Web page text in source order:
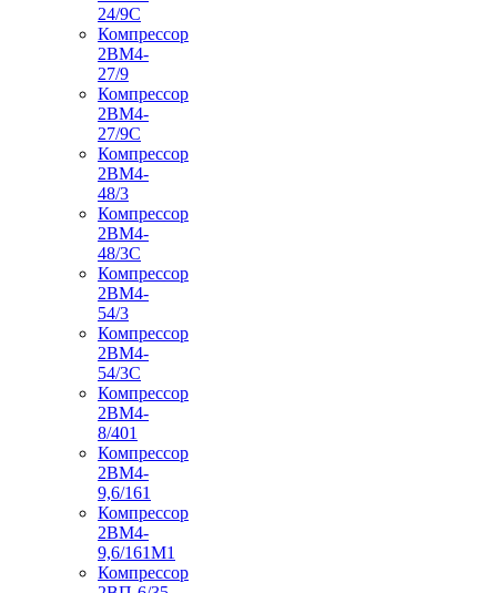
24/9С
Компрессор
2ВМ4-
27/9
Компрессор
2ВМ4-
27/9С
Компрессор
2ВМ4-
48/3
Компрессор
2ВМ4-
48/3С
Компрессор
2ВМ4-
54/3
Компрессор
2ВМ4-
54/3С
Компрессор
2ВМ4-
8/401
Компрессор
2ВМ4-
9,6/161
Компрессор
2ВМ4-
9,6/161М1
Компрессор